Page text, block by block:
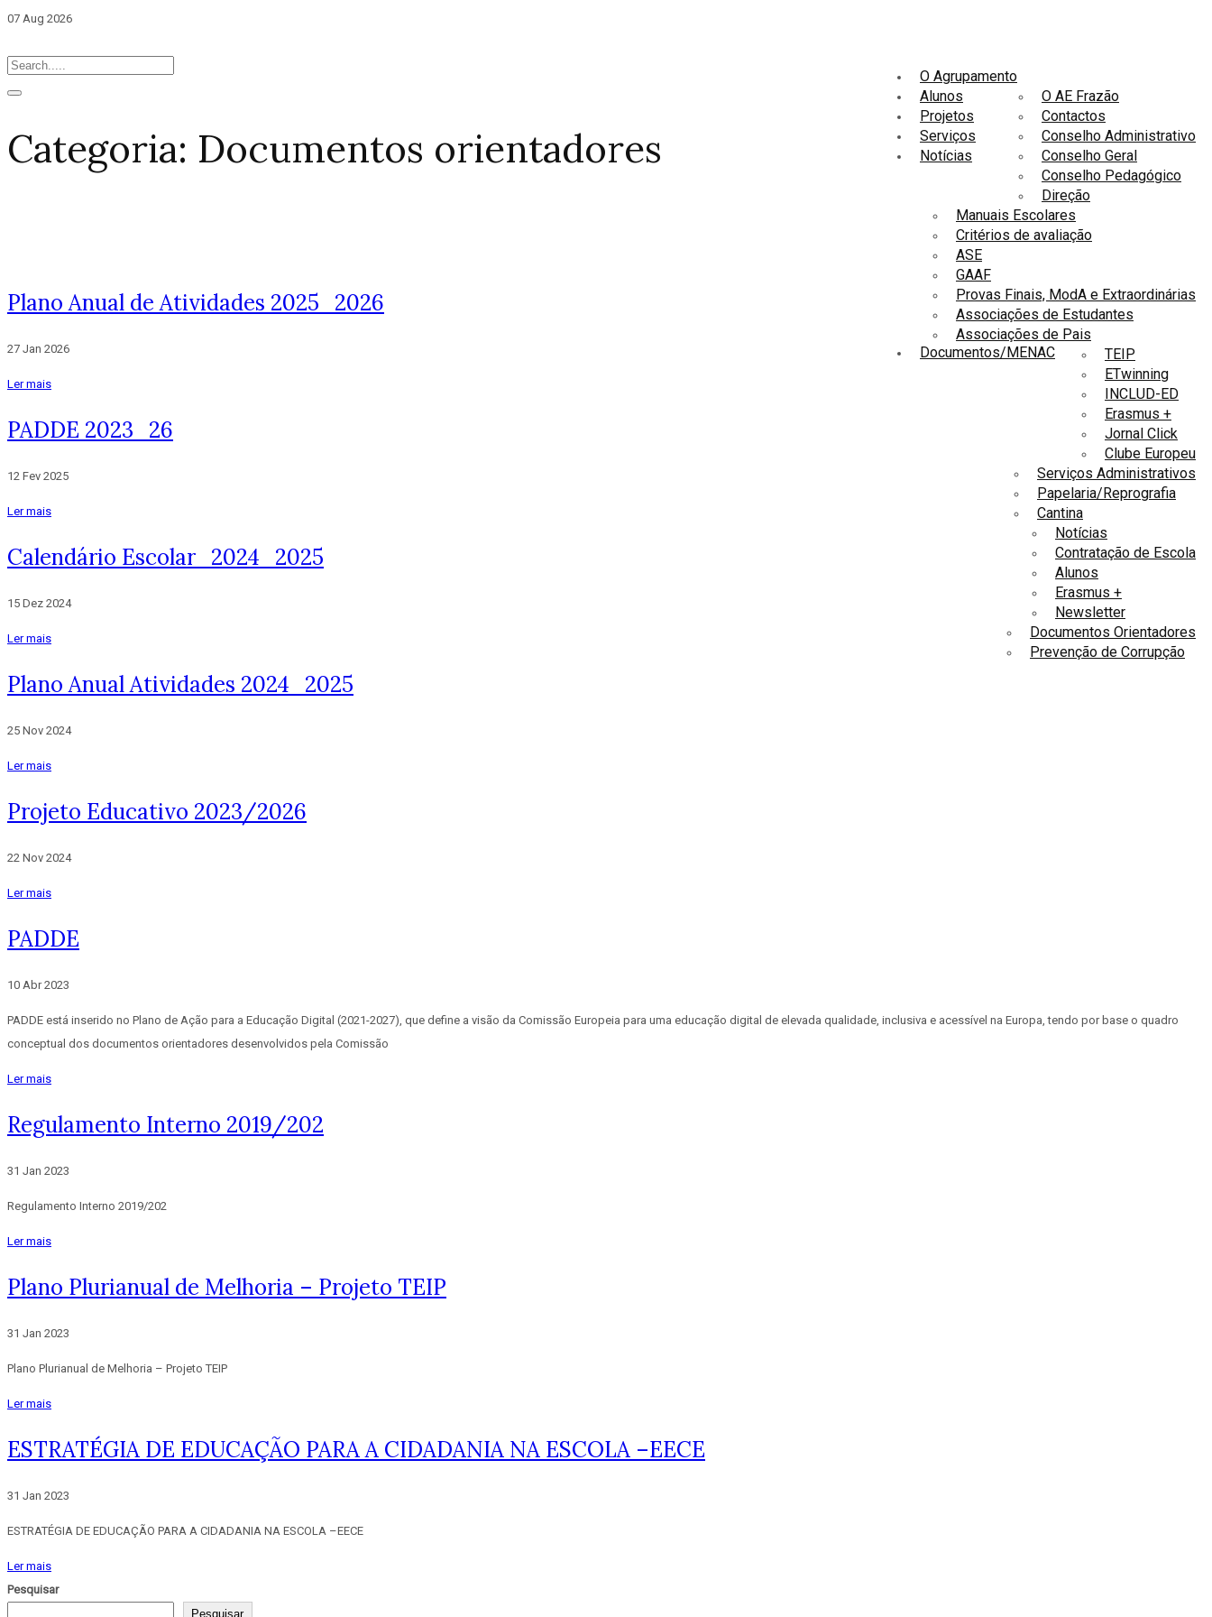
07 Aug 2026
O Agrupamento
O AE Frazão
Contactos
Conselho Administrativo
Conselho Geral
Conselho Pedagógico
Direção
Alunos
Manuais Escolares
Critérios de avaliação
ASE
GAAF
Provas Finais, ModA e Extraordinárias
Associações de Estudantes
Associações de Pais
Projetos
TEIP
ETwinning
INCLUD-ED
Erasmus +
Jornal Click
Clube Europeu
Serviços
Serviços Administrativos
Papelaria/Reprografia
Cantina
Notícias
Notícias
Contratação de Escola
Alunos
Erasmus +
Newsletter
Documentos/MENAC
Documentos Orientadores
Prevenção de Corrupção
Categoria: Documentos orientadores
Plano Anual de Atividades 2025_2026
27 Jan 2026
Ler mais
PADDE 2023_26
12 Fev 2025
Ler mais
Calendário Escolar_2024_2025
15 Dez 2024
Ler mais
Plano Anual Atividades 2024_2025
25 Nov 2024
Ler mais
Projeto Educativo 2023/2026
22 Nov 2024
Ler mais
PADDE
10 Abr 2023
PADDE está inserido no Plano de Ação para a Educação Digital (2021-2027), que define a visão da Comissão Europeia para uma educação digital de elevada qualidade, inclusiva e acessível na Europa, tendo por base o quadro
conceptual dos documentos orientadores desenvolvidos pela Comissão
Ler mais
Regulamento Interno 2019/202
31 Jan 2023
Regulamento Interno 2019/202
Ler mais
Plano Plurianual de Melhoria – Projeto TEIP
31 Jan 2023
Plano Plurianual de Melhoria – Projeto TEIP
Ler mais
ESTRATÉGIA DE EDUCAÇÃO PARA A CIDADANIA NA ESCOLA –EECE
31 Jan 2023
ESTRATÉGIA DE EDUCAÇÃO PARA A CIDADANIA NA ESCOLA –EECE
Ler mais
Pesquisar
Pesquisar